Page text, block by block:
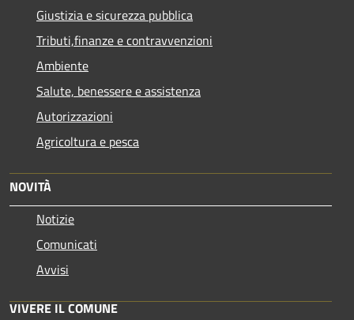
Giustizia e sicurezza pubblica
Tributi,finanze e contravvenzioni
Ambiente
Salute, benessere e assistenza
Autorizzazioni
Agricoltura e pesca
NOVITÀ
Notizie
Comunicati
Avvisi
VIVERE IL COMUNE